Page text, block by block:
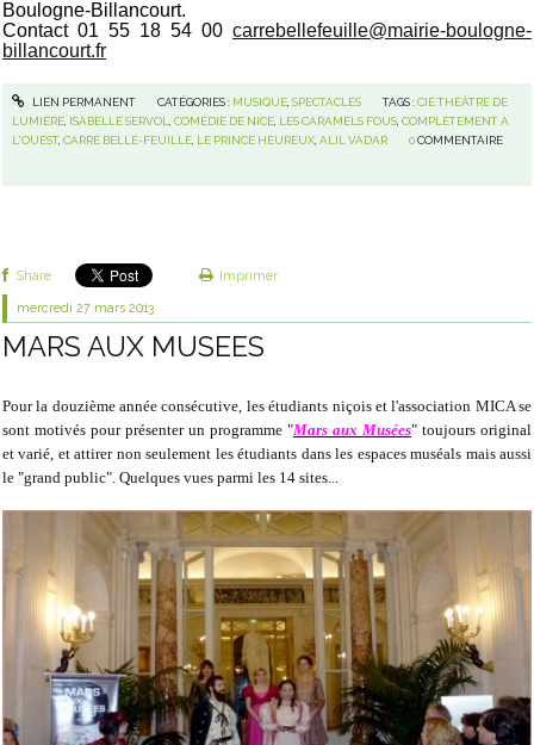
Boulogne-Billancourt.
Contact 01 55 18 54 00 carrebellefeuille@mairie-boulogne-
billancourt.fr
LIEN PERMANENT CATÉGORIES : MUSIQUE, SPECTACLES TAGS :CIE THÉÂTRE DE
LUMIÈRE ISABELLE SERVOL ,COMÉDIE DE NICE LES CARAMELS FOUS ,COMPLÈTEMENT À
L'OUEST,CARRÉ BELLE-FEUILLE LE PRINCE HEUREUX ,ALIL VADAR 0 COMMENTAIRE
Share Imprimer
mercredi 27 mars 2013
MARS AUX MUSEES
Pour la douzième année consécutive, les étudiants niçois et l'association MICA se
sont motivés pour présenter un programme "Mars aux Musées" toujours original
et varié, et attirer non seulement les étudiants dans les espaces muséals mais aussi
le "grand public". Quelques vues parmi les 14 sites...